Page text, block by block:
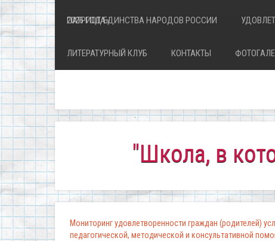
ПАТРИОТА»
2026 ГОД ЕДИНСТВА НАРОДОВ РОССИИ
ЛИТЕРАТУРНЫЙ КЛУБ КОНТАКТЫ
"Школа, в которой
Мониторинг удовлетворенности граждан (родителей)
педагогической, методической и консультативной